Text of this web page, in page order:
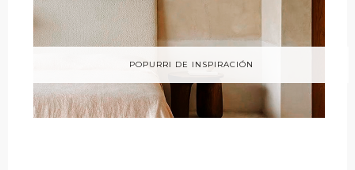
POPURRI DE INSPIRACIÓN